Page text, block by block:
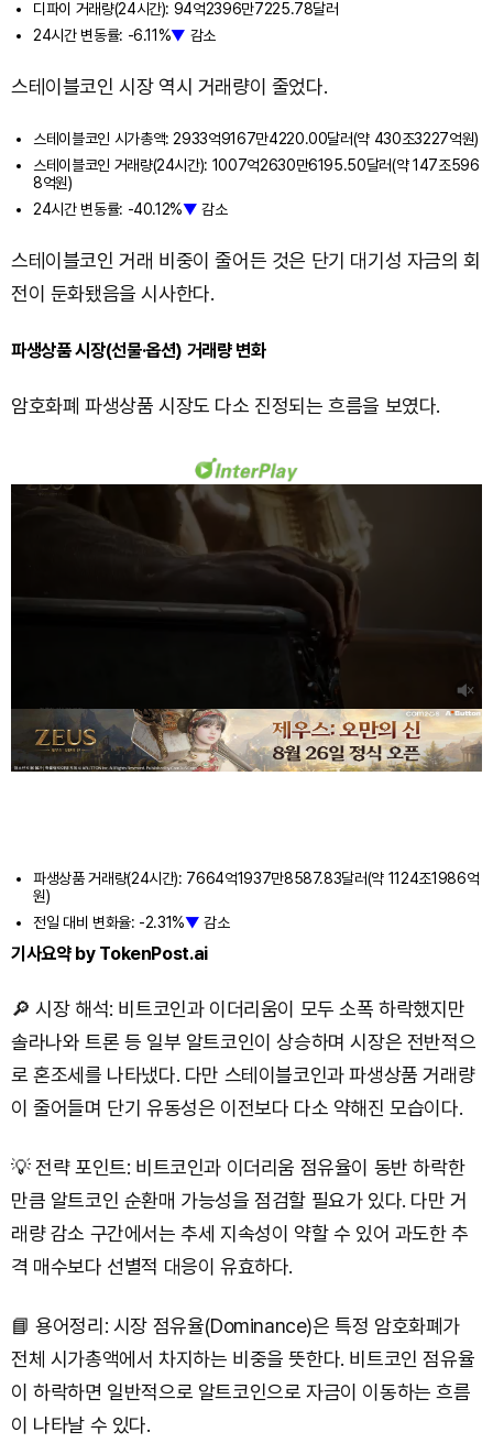
디파이 거래량(24시간): 94억2396만7225.78달러
24시간 변동률: -6.11%▼ 감소
스테이블코인 시장 역시 거래량이 줄었다.
스테이블코인 시가총액: 2933억9167만4220.00달러(약 430조3227억원)
스테이블코인 거래량(24시간): 1007억2630만6195.50달러(약 147조596
8억원)
24시간 변동률: -40.12%▼ 감소
스테이블코인 거래 비중이 줄어든 것은 단기 대기성 자금의 회
전이 둔화됐음을 시사한다.
파생상품 시장(선물·옵션) 거래량 변화
암호화폐 파생상품 시장도 다소 진정되는 흐름을 보였다.
파생상품 거래량(24시간): 7664억1937만8587.83달러(약 1124조1986억
원)
전일 대비 변화율: -2.31%▼ 감소
기사요약 by TokenPost.ai
🔎 시장 해석: 비트코인과 이더리움이 모두 소폭 하락했지만
솔라나와 트론 등 일부 알트코인이 상승하며 시장은 전반적으
로 혼조세를 나타냈다. 다만 스테이블코인과 파생상품 거래량
이 줄어들며 단기 유동성은 이전보다 다소 약해진 모습이다.
💡 전략 포인트: 비트코인과 이더리움 점유율이 동반 하락한
만큼 알트코인 순환매 가능성을 점검할 필요가 있다. 다만 거
래량 감소 구간에서는 추세 지속성이 약할 수 있어 과도한 추
격 매수보다 선별적 대응이 유효하다.
📘 용어정리: 시장 점유율(Dominance)은 특정 암호화폐가
전체 시가총액에서 차지하는 비중을 뜻한다. 비트코인 점유율
이 하락하면 일반적으로 알트코인으로 자금이 이동하는 흐름
이 나타날 수 있다.